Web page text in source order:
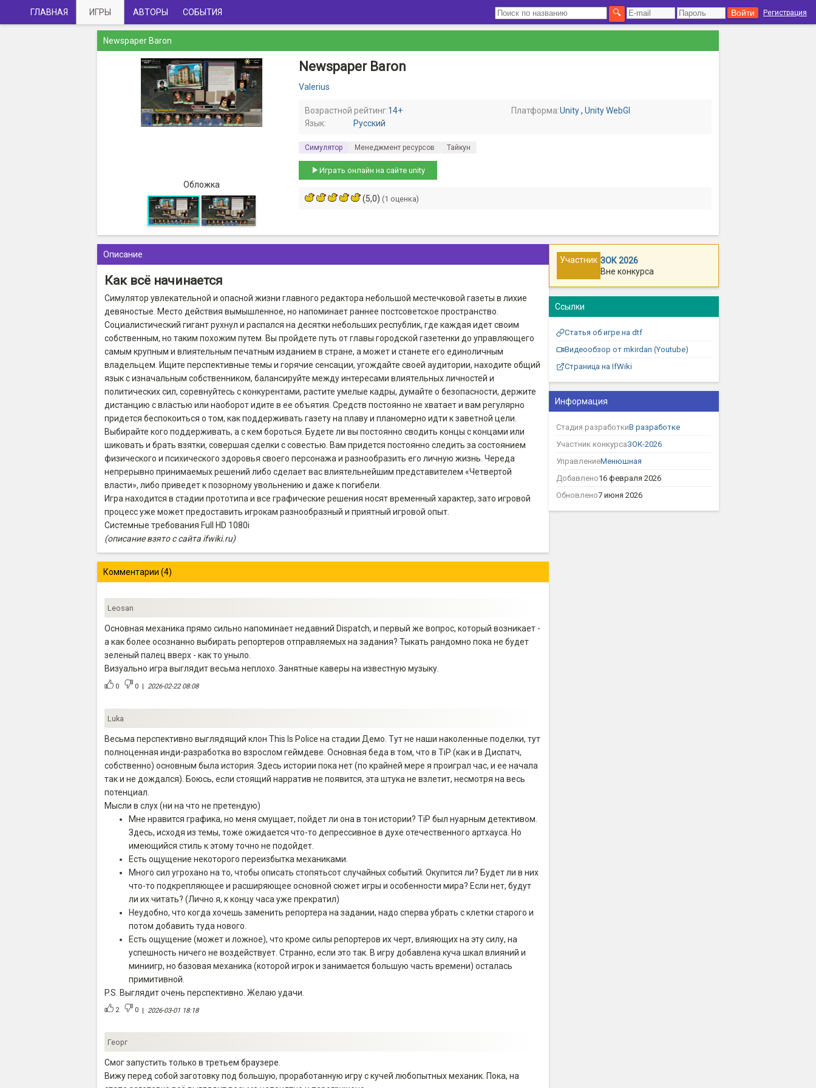
Регистрация
ГЛАВНАЯ ИГРЫ АВТОРЫ СОБЫТИЯ
Newspaper Baron
Обложка
Newspaper Baron
Valerius
Возрастной рейтинг:14+ Платформа:Unity, Unity WebGl
Язык:
Русский
Симулятор Менеджмент ресурсов Тайкун
Играть онлайн на сайте unity
(5,0) (1 оценка)
Описание
Как всё начинается
Симулятор увлекательной и опасной жизни главного редактора небольшой местечковой газеты в лихие
девяностые. Место действия вымышленное, но напоминает раннее постсоветское пространство.
Социалистический гигант рухнул и распался на десятки небольших республик, где каждая идет своим
собственным, но таким похожим путем. Вы пройдете путь от главы городской газетенки до управляющего
самым крупным и влиятельным печатным изданием в стране, а может и станете его единоличным
владельцем. Ищите перспективные темы и горячие сенсации, угождайте своей аудитории, находите общий
язык с изначальным собственником, балансируйте между интересами влиятельных личностей и
политических сил, соревнуйтесь с конкурентами, растите умелые кадры, думайте о безопасности, держите
дистанцию с властью или наоборот идите в ее объятия. Средств постоянно не хватает и вам регулярно
придется беспокоиться о том, как поддерживать газету на плаву и планомерно идти к заветной цели.
Выбирайте кого поддерживать, а с кем бороться. Будете ли вы постоянно сводить концы с концами или
шиковать и брать взятки, совершая сделки с совестью. Вам придется постоянно следить за состоянием
физического и психического здоровья своего персонажа и разнообразить его личную жизнь. Череда
непрерывно принимаемых решений либо сделает вас влиятельнейшим представителем «Четвертой
власти», либо приведет к позорному увольнению и даже к погибели.
Игра находится в стадии прототипа и все графические решения носят временный характер, зато игровой
процесс уже может предоставить игрокам разнообразный и приятный игровой опыт.
Системные требования Full HD 1080i
(описание взято с сайта ifwiki.ru)
Комментарии (4)
Leosan
Основная механика прямо сильно напоминает недавний Dispatch, и первый же вопрос, который возникает -
а как более осознанно выбирать репортеров отправляемых на задания? Тыкать рандомно пока не будет
зеленый палец вверх - как то уныло.
Визуально игра выглядит весьма неплохо. Занятные каверы на известную музыку.
0 0 |2026-02-22 08:08
Luka
Весьма перспективно выглядящий клон This Is Police на стадии Демо. Тут не наши наколенные поделки, тут
полноценная инди-разработка во взрослом геймдеве. Основная беда в том, что в TiP (как и в Диспатч,
собственно) основным была история. Здесь истории пока нет (по крайней мере я проиграл час, и ее начала
так и не дождался). Боюсь, если стоящий нарратив не появится, эта штука не взлетит, несмотря на весь
потенциал.
Мысли в слух (ни на что не претендую)
Мне нравится графика, но меня смущает, пойдет ли она в тон истории? TiP был нуарным детективом.
Здесь, исходя из темы, тоже ожидается что-то депрессивное в духе отечественного артхауса. Но
имеющийся стиль к этому точно не подойдет.
Есть ощущение некоторого переизбытка механиками.
Много сил угрохано на то, чтобы описать стопятьсот случайных событий. Окупится ли? Будет ли в них
что-то подкрепляющее и расширяющее основной сюжет игры и особенности мира? Если нет, будут
ли их читать? (Лично я, к концу часа уже прекратил)
Неудобно, что когда хочешь заменить репортера на задании, надо сперва убрать с клетки старого и
потом добавить туда нового.
Есть ощущение (может и ложное), что кроме силы репортеров их черт, влияющих на эту силу, на
успешность ничего не воздействует. Странно, если это так. В игру добавлена куча шкал влияний и
миниигр, но базовая механика (которой игрок и занимается большую часть времени) осталась
примитивной.
P.S. Выглядит очень перспективно. Желаю удачи.
2 0 | 2026-03-01 18:18
Георг
Смог запустить только в третьем браузере.
Вижу перед собой заготовку под большую, проработанную игру с кучей любопытных механик. Пока, на
Участник ЗОК 2026
Вне конкурса
Ссылки
Статья об игре на dtf
Видеообзор от mkirdan (Youtube)
Страница на IfWiki
Информация
Стадия разработкиВ разработке
Участник конкурсаЗОК-2026
УправлениеМенюшная
Добавлено16 февраля 2026
Обновлено7 июня 2026